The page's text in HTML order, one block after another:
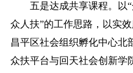
五是达成共享课程。以“
众人扶”的工作思路，以实
昌平区社会组织孵化中心北
众扶平台与回天社会创新学